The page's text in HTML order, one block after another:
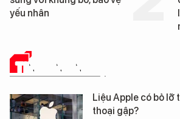
loài cỏ dại mọc trên đất
TIN CÔNG NGHỆ
Liệu Apple có bỏ
thoại gập?